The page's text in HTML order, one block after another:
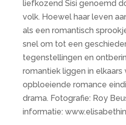
liefkozend Sisi genoemd
volk. Hoewel haar leven
als een romantisch
snel om tot een
tegenstellingen en
romantiek liggen in
opbloeiende romance
drama. Fotografie: Roy
informatie: